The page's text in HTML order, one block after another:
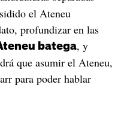
el Ateneu
profundizar en las
batega, y
que asumir el Ateneu,
para poder hablar